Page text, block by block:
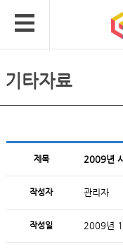
기타자료
제목 2009년
작성자 관리자
작성일 2009년